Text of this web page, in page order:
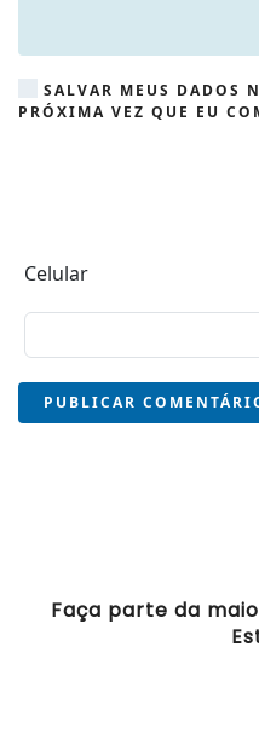
SALVAR MEUS DADOS
PRÓXIMA VEZ QUE EU
Celular
PUBLICAR
Faça parte da